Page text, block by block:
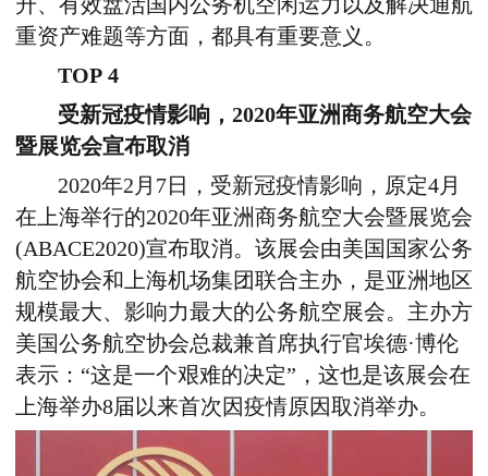
升、有效盘活国内公务机空闲运力以及解决通航
重资产难题等方面，都具有重要意义。
TOP 4
受新冠疫情影响，2020年亚洲商务航空大会
暨展览会宣布取消
2020年2月7日，受新冠疫情影响，原定4月
在上海举行的2020年亚洲商务航空大会暨展览会
(ABACE2020)宣布取消。该展会由美国国家公务
航空协会和上海机场集团联合主办，是亚洲地区
规模最大、影响力最大的公务航空展会。主办方
美国公务航空协会总裁兼首席执行官埃德·博伦
表示：“这是一个艰难的决定”，这也是该展会在
上海举办8届以来首次因疫情原因取消举办。